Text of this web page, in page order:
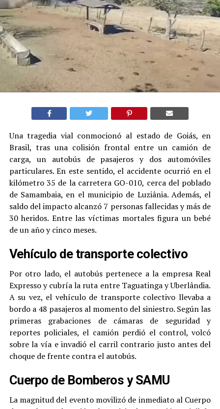
Una tragedia vial conmocionó al estado de Goiás, en
Brasil, tras una colisión frontal entre un camión de
carga, un autobús de pasajeros y dos automóviles
particulares. En este sentido, el accidente ocurrió en el
kilómetro 35 de la carretera GO-010, cerca del poblado
de Samambaia, en el municipio de Luziânia. Además, el
saldo del impacto alcanzó 7 personas fallecidas y más de
30 heridos. Entre las víctimas mortales figura un bebé
de un año y cinco meses.
Vehículo de transporte colectivo
Por otro lado, el autobús pertenece a la empresa Real
Expresso y cubría la ruta entre Taguatinga y Uberlândia.
A su vez, el vehículo de transporte colectivo llevaba a
bordo a 48 pasajeros al momento del siniestro. Según las
primeras grabaciones de cámaras de seguridad y
reportes policiales, el camión perdió el control, volcó
sobre la vía e invadió el carril contrario justo antes del
choque de frente contra el autobús.
Cuerpo de Bomberos y SAMU
La magnitud del evento movilizó de inmediato al Cuerpo